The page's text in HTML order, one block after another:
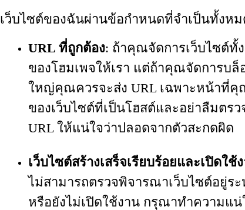
เว็บไซต์ของฉันผ่านข้อกำหนดที่จำเป็นทั้งหม
URL ที่ถูกต้อง: ถ้าคุณจัดการเว็บไซต์ทั้
ของโฮมเพจให้เรา แต่ถ้าคุณจัดการบ
ใหญ่คุณควรจะส่ง URL เฉพาะหน้าที่คุ
ของเว็บไซต์ที่เป็นโฮสต์และอย่าลืมตร
URL ให้แน่ใจว่าปลอดจากตัวสะกดผิด
เว็บไซต์สร้างเสร็จเรียบร้อยและเปิดใช้
ไม่สามารถตรวจพิจารณาเว็บไซต์อยู่ระ
หรือยังไม่เปิดใช้งาน กรุณาทำความแ